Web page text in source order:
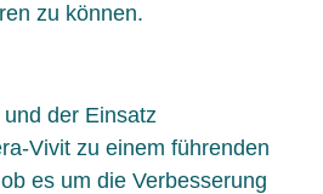
zu können.
der Einsatz
Vivit zu einem führenden
es um die Verbesserung